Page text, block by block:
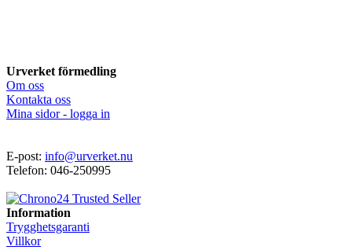
Urverket förmedling
Om oss
Kontakta oss
Mina sidor - logga in
E-post: info@urverket.nu
Telefon: 046-250995
Information
Trygghetsgaranti
Villkor